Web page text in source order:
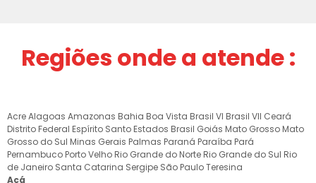
Regiões onde a atende :
AcreAlagoas Amazonas Bahia Boa Vista Brasil VI Brasil VII Ceará
Distrito Federal Espírito Santo Estados Brasil Goiás Mato Grosso Mato
Grosso do Sul Minas Gerais Palmas Paraná Paraíba Pará
Pernambuco Porto Velho Rio Grande do Norte Rio Grande do Sul Rio
de Janeiro Santa Catarina Sergipe São PauloTeresina
Acá